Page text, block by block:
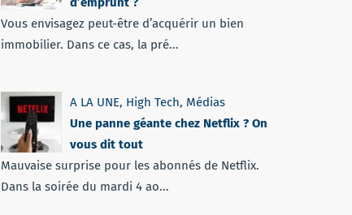
Vous envisagez peut-être d’acquérir un bien
immobilier. Dans ce cas, la pré...
A LA UNE, High Tech, Médias
Une panne géante chez Netflix ? On
vous dit tout
Mauvaise surprise pour les abonnés de Netflix.
Dans la soirée du mardi 4 ao...